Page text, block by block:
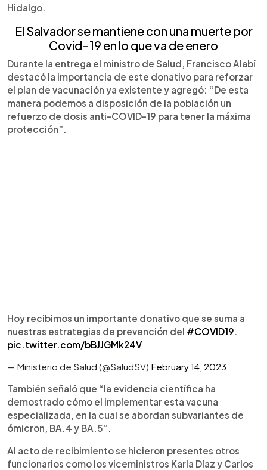
Hidalgo.
El Salvador se mantiene con una muerte por
Covid-19 en lo que va de enero
Durante la entrega el ministro de Salud, Francisco Alabí
destacó la importancia de este donativo para reforzar
el plan de vacunación ya existente y agregó: “De esta
manera podemos a disposición de la población un
refuerzo de dosis anti-COVID-19 para tener la máxima
protección”.
Hoy recibimos un importante donativo que se suma a
nuestras estrategias de prevención del #COVID19.
pic.twitter.com/bBJJGMk24V
— Ministerio de Salud (@SaludSV) February 14, 2023
También señaló que “la evidencia científica ha
demostrado cómo el implementar esta vacuna
especializada, en la cual se abordan subvariantes de
ómicron, BA.4 y BA.5”.
Al acto de recibimiento se hicieron presentes otros
funcionarios como los viceministros Karla Díaz y Carlos